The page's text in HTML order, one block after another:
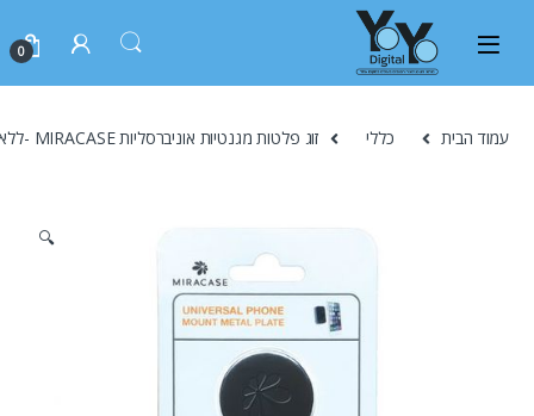
0
עמוד הבית כללי זוג פלטות מגנטיות אוניברסליות MIRACASE -ללא מעמד
🔍